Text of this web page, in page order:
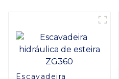
Escavadeira